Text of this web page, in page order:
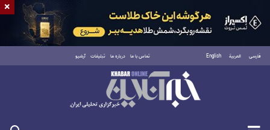
فارسی العربية English تماس با ما درباره ما تبلیغات آرشیو
شنبه ۱۷ مرداد ۱۴۰۵
×